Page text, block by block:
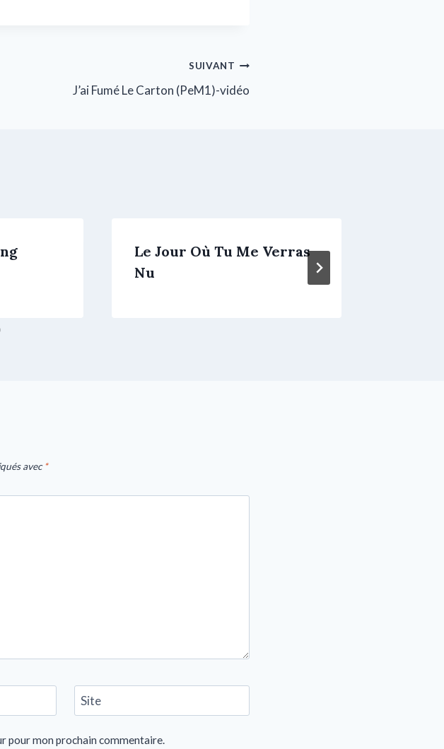
SUIVANT
J’ai Fumé Le Carton (PeM1)-vidéo
Le Jour Où Tu Me Verras
Nu
avec*
Site
pour mon prochain commentaire.